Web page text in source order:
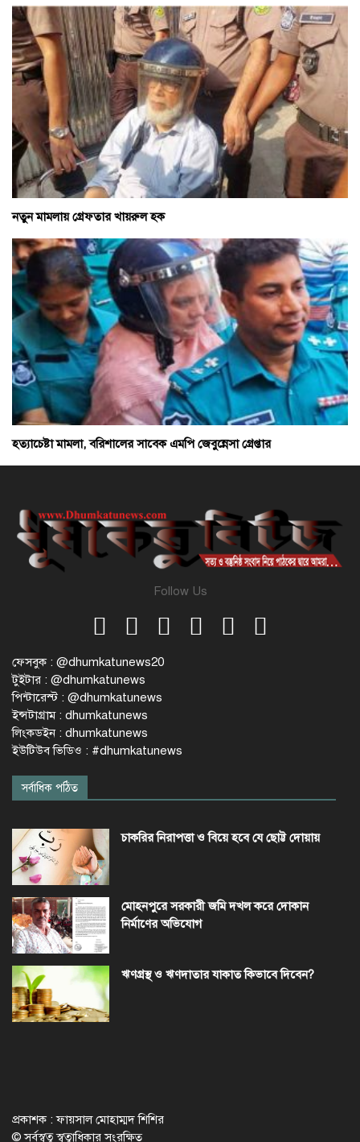
নতুন মামলায় গ্রেফতার খায়রুল হক
হত্যাচেষ্টা মামলা, বরিশালের সাবেক এমপি জেবুন্নেসা গ্রেপ্তার
Follow Us
ফেসবুক : @dhumkatunews20
টুইটার : @dhumkatunews
পিন্টারেস্ট : @dhumkatunews
ইন্সটাগ্রাম : dhumkatunews
লিংকডইন : dhumkatunews
ইউটিউব ভিডিও : #dhumkatunews
সর্বাধিক পঠিত
চাকরির নিরাপত্তা ও বিয়ে হবে যে ছোট্ট দোয়ায়
মোহনপুরে সরকারী জমি দখল করে দোকান
নির্মাণের অভিযোগ
ঋণগ্রস্থ ও ঋণদাতার যাকাত কিভাবে দিবেন?
প্রকাশক : ফায়সাল মোহাম্মদ শিশির
© সর্বস্বত্ব স্বত্বাধিকার সংরক্ষিত